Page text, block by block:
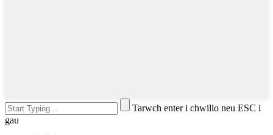
Tarwch enter i chwilio neu ESC i
gau